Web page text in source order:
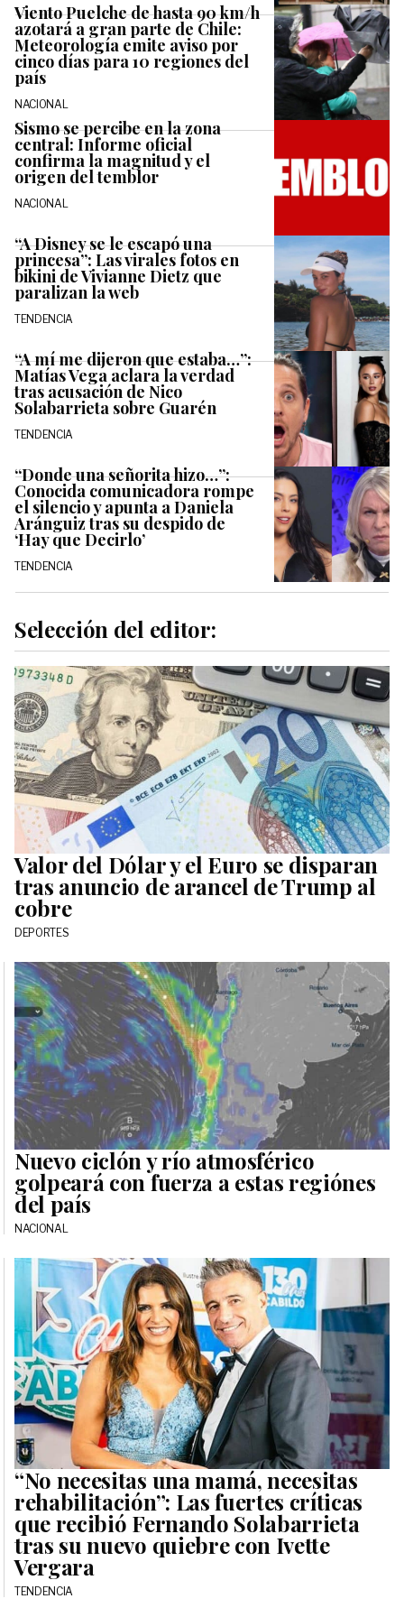
Viento Puelche de hasta 90 km/h
azotará a gran parte de Chile:
Meteorología emite aviso por
cinco días para 10 regiones del
país
NACIONAL
Sismo se percibe en la zona
central: Informe oficial
confirma la magnitud y el
origen del temblor
NACIONAL
“A Disney se le escapó una
princesa”: Las virales fotos en
bikini de Vivianne Dietz que
paralizan la web
TENDENCIA
“A mí me dijeron que estaba…”:
Matías Vega aclara la verdad
tras acusación de Nico
Solabarrieta sobre Guarén
TENDENCIA
“Donde una señorita hizo…”:
Conocida comunicadora rompe
el silencio y apunta a Daniela
Aránguiz tras su despido de
‘Hay que Decirlo’
TENDENCIA
Selección del editor:
Valor del Dólar y el Euro se disparan
tras anuncio de arancel de Trump al
cobre
DEPORTES
Nuevo ciclón y río atmosférico
golpeará con fuerza a estas regiónes
del país
NACIONAL
“No necesitas una mamá, necesitas
rehabilitación”: Las fuertes críticas
que recibió Fernando Solabarrieta
tras su nuevo quiebre con Ivette
Vergara
TENDENCIA